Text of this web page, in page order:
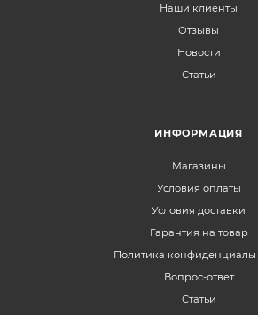
Наши клиенты
Отзывы
Новости
Статьи
ИНФОРМАЦИЯ
Магазины
Условия оплаты
Условия доставки
Гарантия на товар
Политика
Вопрос-ответ
Статьи